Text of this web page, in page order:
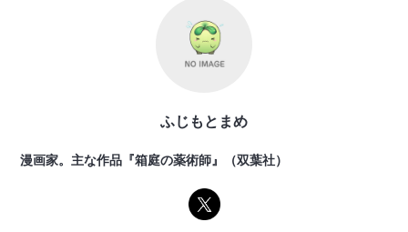
ふじもとまめ
漫画家。主な作品『箱庭の薬術師』（双葉社）